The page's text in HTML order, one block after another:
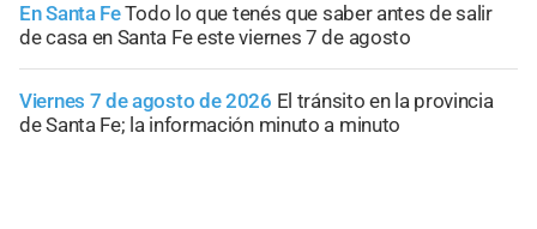
En Santa FeTodo lo que tenés que saber antes de salir
de casa en Santa Fe este viernes 7 de agosto
Viernes 7 de agosto de 2026 El tránsito en la provincia
de Santa Fe; la información minuto a minuto